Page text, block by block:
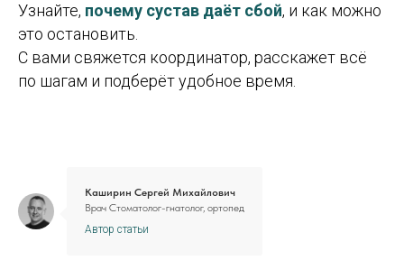
Узнайте, почему сустав даёт сбой, и как можно
это остановить.
С вами свяжется координатор, расскажет всё
по шагам и подберёт удобное время.
Каширин Сергей Михайлович
Врач Стоматолог-гнатолог, ортопед
Автор статьи